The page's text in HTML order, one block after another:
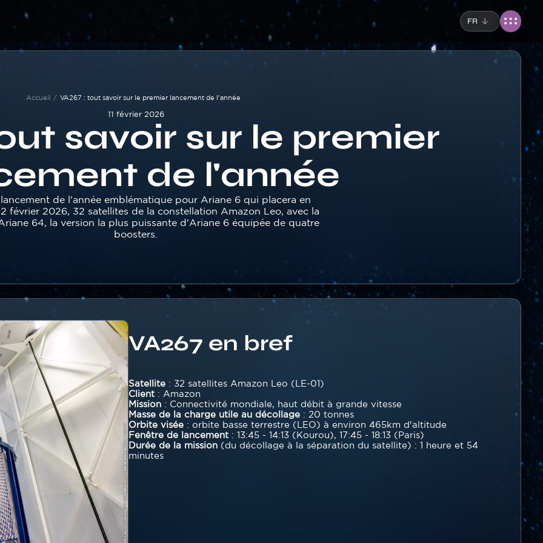
FR
Accueil VA267 : tout savoir sur le premier lancement de l'année
11 février 2026
savoir sur le premier
de l'année
de l'année emblématique pour Ariane 6 qui placera en
février 2026, 32 satellites de la constellation Amazon Leo, avec la
64, la version la plus puissante d'Ariane 6 équipée de quatre
boosters.
VA267 en bref
Texte
Satellite : 32 satellites Amazon Leo (LE-01)
Client : Amazon
Mission: Connectivité mondiale, haut débit à grande vitesse
Masse de la charge utile au décollage: 20 tonnes
Orbite visée: orbite basse terrestre (LEO) à environ 465km d'altitude
Fenêtre de lancement : 13:45 - 14:13 (Kourou), 17:45 - 18:13 (Paris)
Durée de la mission(du décollage à la séparation du satellite) : 1 heure et 54
minutes